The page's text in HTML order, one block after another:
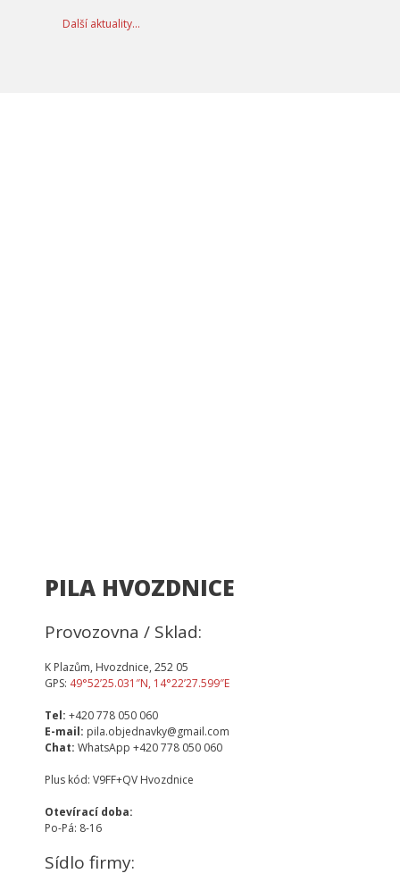
Další aktuality...
PILA HVOZDNICE
Provozovna / Sklad:
K Plazům, Hvozdnice, 252 05
GPS: 49°52’25.031″N, 14°22’27.599″E
Tel: +420 778 050 060
E-mail: pila.objednavky@gmail.com
Chat: WhatsApp +420 778 050 060
Plus kód: V9FF+QV Hvozdnice
Otevírací doba:
Po-Pá: 8-16
Sídlo firmy: